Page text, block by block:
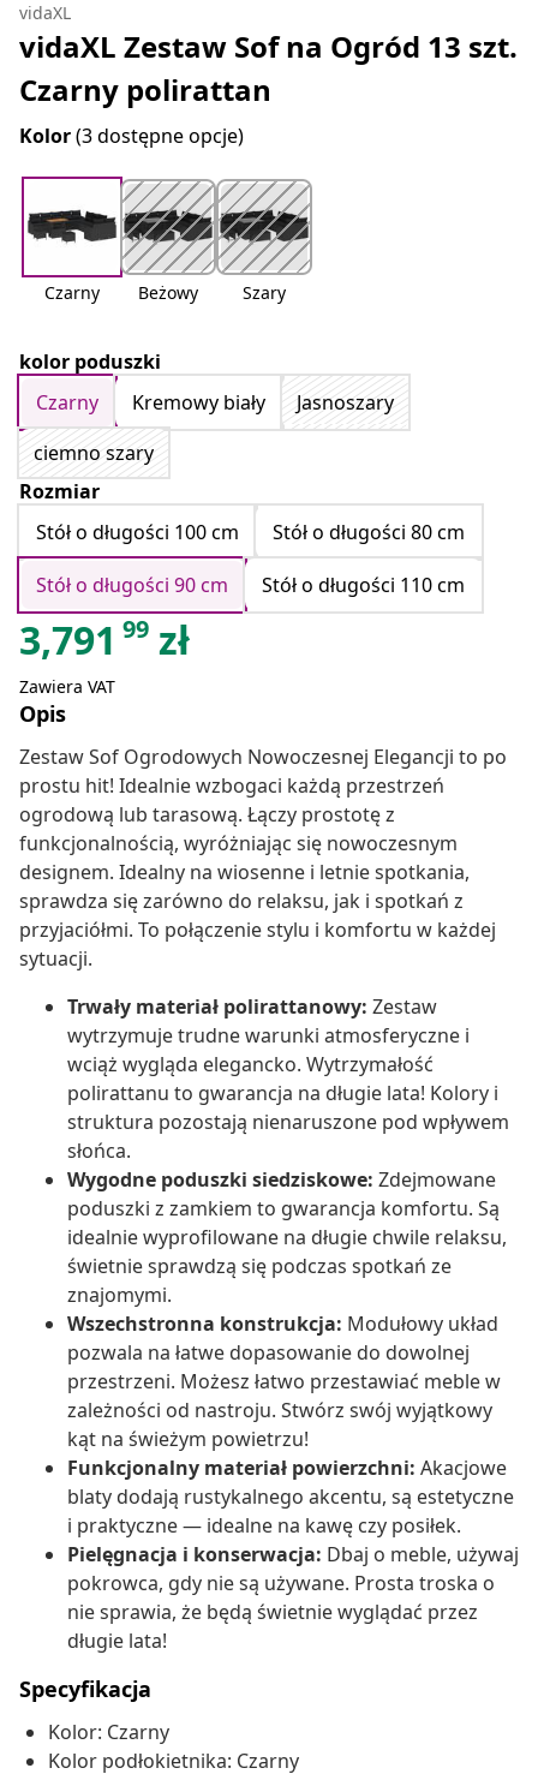
vidaXL
vidaXL Zestaw Sof na Ogród 13 szt.
Czarny polirattan
Kolor(3 dostępne opcje)
Czarny Beżowy Szary
kolor poduszki
Czarny
Kremowy biały
Jasnoszary
ciemno szary
Rozmiar
Stół o długości 100 cm
Stół o długości 80 cm
Stół o długości 90 cm
Stół o długości 110 cm
3,791 99 zł
Zawiera VAT
Opis
Zestaw Sof Ogrodowych Nowoczesnej Elegancji to po
prostu hit! Idealnie wzbogaci każdą przestrzeń
ogrodową lub tarasową. Łączy prostotę z
funkcjonalnością, wyróżniając się nowoczesnym
designem. Idealny na wiosenne i letnie spotkania,
sprawdza się zarówno do relaksu, jak i spotkań z
przyjaciółmi. To połączenie stylu i komfortu w każdej
sytuacji.
Trwały materiał polirattanowy: Zestaw
wytrzymuje trudne warunki atmosferyczne i
wciąż wygląda elegancko. Wytrzymałość
polirattanu to gwarancja na długie lata! Kolory i
struktura pozostają nienaruszone pod wpływem
słońca.
Wygodne poduszki siedziskowe: Zdejmowane
poduszki z zamkiem to gwarancja komfortu. Są
idealnie wyprofilowane na długie chwile relaksu,
świetnie sprawdzą się podczas spotkań ze
znajomymi.
Wszechstronna konstrukcja: Modułowy układ
pozwala na łatwe dopasowanie do dowolnej
przestrzeni. Możesz łatwo przestawiać meble w
zależności od nastroju. Stwórz swój wyjątkowy
kąt na świeżym powietrzu!
Funkcjonalny materiał powierzchni: Akacjowe
blaty dodają rustykalnego akcentu, są estetyczne
i praktyczne — idealne na kawę czy posiłek.
Pielęgnacja i konserwacja: Dbaj o meble, używaj
pokrowca, gdy nie są używane. Prosta troska o
nie sprawia, że będą świetnie wyglądać przez
długie lata!
Specyfikacja
Kolor: Czarny
Kolor podłokietnika: Czarny